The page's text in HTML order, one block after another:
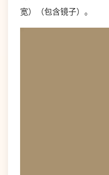
宽）（包含镜子）。